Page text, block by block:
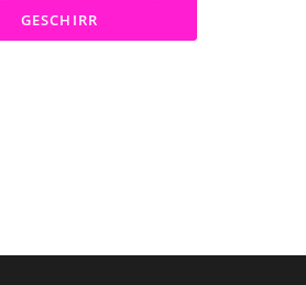
GESCHIRR